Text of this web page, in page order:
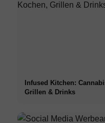
Infused Kitchen:
Grillen & Drinks